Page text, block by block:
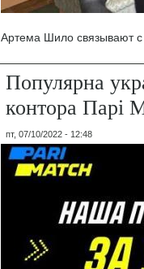
Артема Шило связывают
Популярна
контора Парі
пт, 07/10/2022 - 12:48